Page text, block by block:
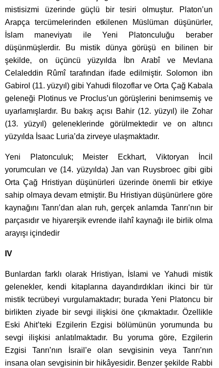
mistisizmi üzerinde güçlü bir tesiri olmuştur. Platon’un
Arapça tercümelerinden etkilenen Müslüman düşünürler,
İslam maneviyatı ile Yeni Platonculuğu beraber
düşünmüşlerdir. Bu mistik dünya görüşü en bilinen bir
şekilde, on üçüncü yüzyılda İbn Arabî ve Mevlana
Celaleddin Rûmî tarafından ifade edilmiştir. Solomon ibn
Gabirol (11. yüzyıl) gibi Yahudi filozoflar ve Orta Çağ Kabala
geleneği Plotinus ve Proclus’un görüşlerini benimsemiş ve
uyarlamışlardır. Bu bakış açısı Bahir (12. yüzyıl) ile Zohar
(13. yüzyıl) geleneklerinde görülmektedir ve on altıncı
yüzyılda İsaac Luria’da zirveye ulaşmaktadır.
Yeni Platonculuk; Meister Eckhart, Viktoryan İncil
yorumcuları ve (14. yüzyılda) Jan van Ruysbroec gibi gibi
Orta Çağ Hristiyan düşünürleri üzerinde önemli bir etkiye
sahip olmaya devam etmiştir. Bu Hristiyan düşünürlere göre
kaynağını Tanrı’dan alan ruh, gerçek anlamda Tanrı’nın bir
parçasıdır ve hiyarerşik evrende ilahî kaynağı ile birlik olma
arayışı içindedir
IV
Bunlardan farklı olarak Hristiyan, İslami ve Yahudi mistik
gelenekler, kendi kitaplarına dayandırdıkları ikinci bir tür
mistik tecrübeyi vurgulamaktadır; burada Yeni Platoncu bir
birlikten ziyade bir sevgi ilişkisi öne çıkmaktadır. Özellikle
Eski Ahit’teki Ezgilerin Ezgisi bölümünün yorumunda bu
sevgi ilişkisi anlatılmaktadır. Bu yoruma göre, Ezgilerin
Ezgisi Tanrı’nın İsrail’e olan sevgisinin veya Tanrı’nın
insana olan sevgisinin bir hikâyesidir. Benzer şekilde Rabbi